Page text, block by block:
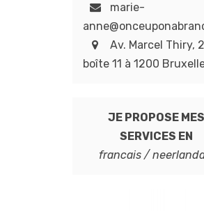
marie-
Av. Marcel Thiry,
boîte 11 à 1200
JE PROPOSE MES
SERVICES EN
francais /